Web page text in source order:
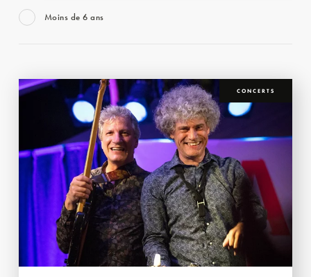
Moins de 6 ans
CONCERTS